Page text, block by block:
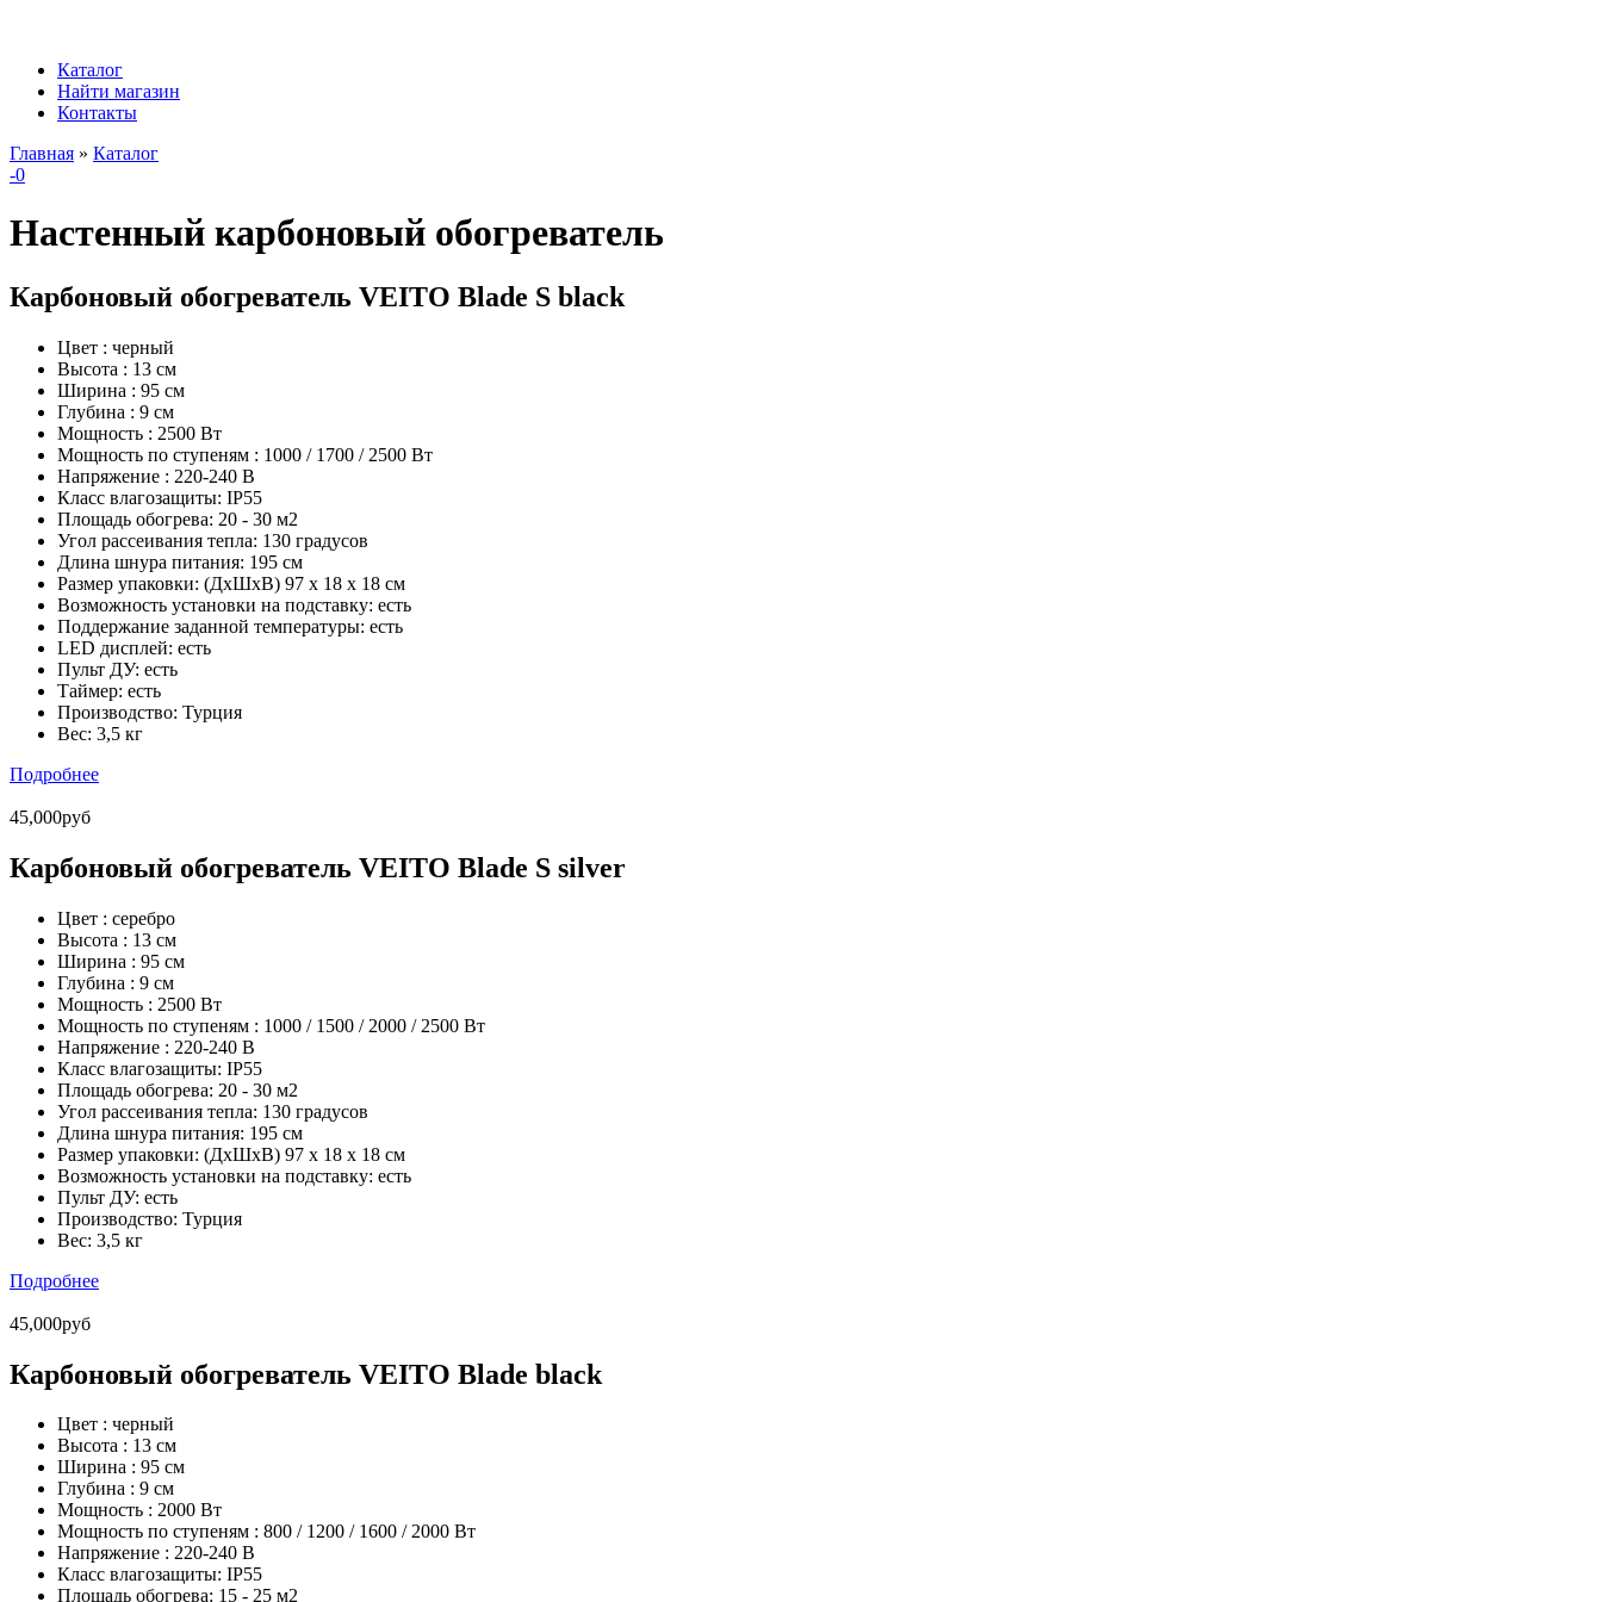
Главное меню
Каталог
Найти магазин
Контакты
Вы здесь
Главная » Каталог
-0
Настенный карбоновый обогреватель
Карбоновый обогреватель VEITO Blade S black
Цвет : черный
Высота : 13 cм
Ширина : 95 cм
Глубина : 9 cм
Мощность : 2500 Вт
Мощность по ступеням : 1000 / 1700 / 2500 Вт
Напряжение : 220-240 В
Класс влагозащиты: IP55
Площадь обогрева: 20 - 30 м2
Угол рассеивания тепла: 130 градусов
Длина шнура питания: 195 cм
Размер упаковки: (ДхШхВ) 97 х 18 х 18 см
Возможность установки на подставку: есть
Поддержание заданной температуры: есть
LED дисплей: есть
Пульт ДУ: есть
Таймер: есть
Производство: Турция
Вес: 3,5 кг
Подробнее
45,000руб
Карбоновый обогреватель VEITO Blade S silver
Цвет : серебро
Высота : 13 cм
Ширина : 95 cм
Глубина : 9 cм
Мощность : 2500 Вт
Мощность по ступеням : 1000 / 1500 / 2000 / 2500 Вт
Напряжение : 220-240 В
Класс влагозащиты: IP55
Площадь обогрева: 20 - 30 м2
Угол рассеивания тепла: 130 градусов
Длина шнура питания: 195 cм
Размер упаковки: (ДхШхВ) 97 х 18 х 18 см
Возможность установки на подставку: есть
Пульт ДУ: есть
Производство: Турция
Вес: 3,5 кг
Подробнее
45,000руб
Карбоновый обогреватель VEITO Blade black
Цвет : черный
Высота : 13 см
Ширина : 95 см
Глубина : 9 см
Мощность : 2000 Вт
Мощность по ступеням : 800 / 1200 / 1600 / 2000 Вт
Напряжение : 220-240 В
Класс влагозащиты: IP55
Площадь обогрева: 15 - 25 м2